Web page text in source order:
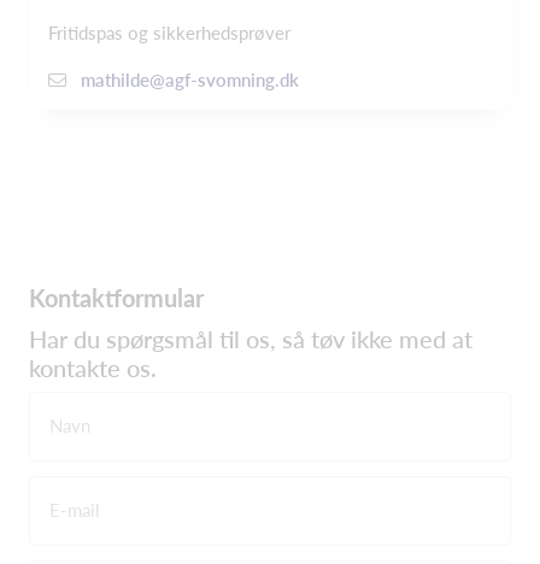
Fritidspas og sikkerhedsprøver
mathilde@agf-svomning.dk
Kontaktformular
Har du spørgsmål til os, så tøv ikke med at
kontakte os.
Navn
E-mail